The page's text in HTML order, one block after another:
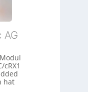
AG
cRX1
hat